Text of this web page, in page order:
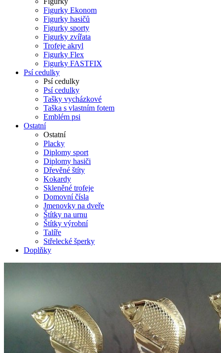
Figurky Ekonom
Figurky hasičů
Figurky sporty
Figurky zvířata
Trofeje akryl
Figurky Flex
Figurky FASTFIX
Psí cedulky
Psí cedulky
Psí cedulky
Tašky vycházkové
Taška s vlastním fotem
Emblém psi
Ostatní
Ostatní
Placky
Diplomy sport
Diplomy hasiči
Dřevěné štíty
Kokardy
Skleněné trofeje
Domovní čísla
Jmenovky na dveře
Štítky na urnu
Štítky výrobní
Talíře
Střelecké šperky
Doplňky